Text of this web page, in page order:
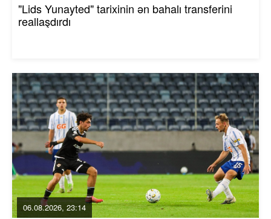
"Lids Yunayted" tarixinin ən bahalı transferini
reallaşdırdı
06.08.2026, 23:14